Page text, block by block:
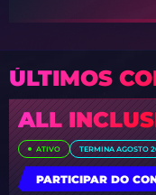
ÚLTIMOS
ALL
ATIVO TERMINA AGOSTO
PARTICIPAR DO